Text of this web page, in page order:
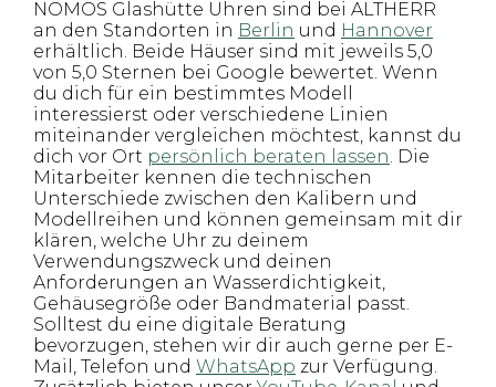
NOMOS Glashütte Uhren sind bei ALTHERR
an den Standorten in Berlin und Hannover
erhältlich. Beide Häuser sind mit jeweils 5,0
von 5,0 Sternen bei Google bewertet. Wenn
du dich für ein bestimmtes Modell
interessierst oder verschiedene Linien
miteinander vergleichen möchtest, kannst du
dich vor Ort persönlich beraten lassen. Die
Mitarbeiter kennen die technischen
Unterschiede zwischen den Kalibern und
Modellreihen und können gemeinsam mit dir
klären, welche Uhr zu deinem
Verwendungszweck und deinen
Anforderungen an Wasserdichtigkeit,
Gehäusegröße oder Bandmaterial passt.
Solltest du eine digitale Beratung
bevorzugen, stehen wir dir auch gerne per E-
Mail, Telefon und WhatsApp zur Verfügung.